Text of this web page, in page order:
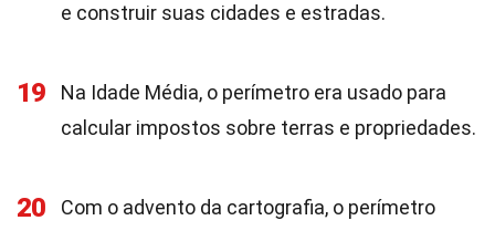
e construir suas cidades e estradas.
19
Na Idade Média, o perímetro era usado para
calcular impostos sobre terras e propriedades.
20
Com o advento da cartografia, o perímetro